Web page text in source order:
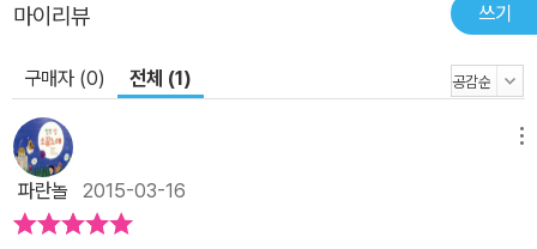
마이리뷰 쓰기
구매자 (0) 전체 (1)
파란놀 2015-03-16